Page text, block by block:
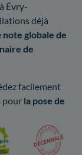
Évry-
déjà
note globale de
de
facilement
pour la pose de